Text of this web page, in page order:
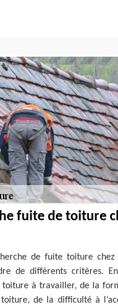
fuite de toiture
de fuite toiture chez
de différents critères.
toiture à travailler, de la
de la difficulté à